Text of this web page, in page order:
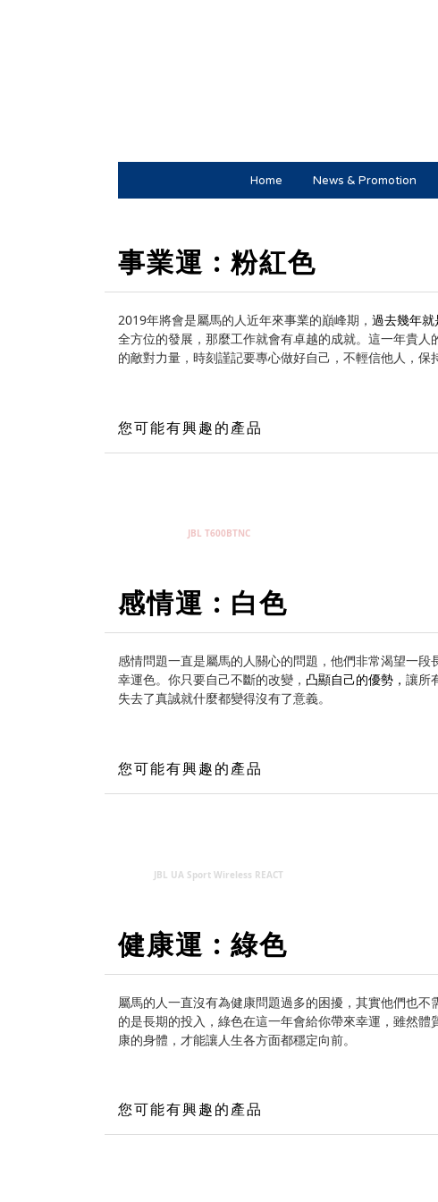
Home News & Promotion
事業運 : 粉紅色
2019年將會是屬馬的人近年來事業的巔峰期， 過去幾年
全方位的發展，那麼工作就會有卓越的成就。這一年貴
的敵對力量，時刻謹記要專心做好自己，不輕信他人，保
您可能有興趣的產品
JBL T600BTNC
感情運 : 白色
感情問題一直是屬馬的人關心的問題，他們非常渴望一
幸運色。你只要自己不斷的改變， 凸顯自己的優勢， 讓所
失去了真誠就什麼都變得沒有了意義。
您可能有興趣的產品
JBL UA Sport Wireless REACT
健康運 : 綠色
屬馬的人一直沒有為健康問題過多的困擾，其實他們也
的是長期的投入，綠色在這一年會給你帶來幸運，雖然
康的身體，才能讓人生各方面都穩定向前。
您可能有興趣的產品